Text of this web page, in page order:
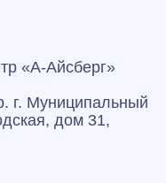
«А‑Айсберг»
г. Муниципальный
дом 31,